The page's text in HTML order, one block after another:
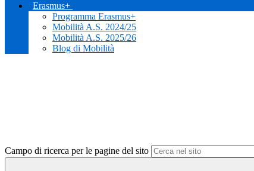
Erasmus+
Programma Erasmus+
Mobilità A.S. 2024/25
Mobilità A.S. 2025/26
Blog di Mobilità
Campo di ricerca per le pagine del sito